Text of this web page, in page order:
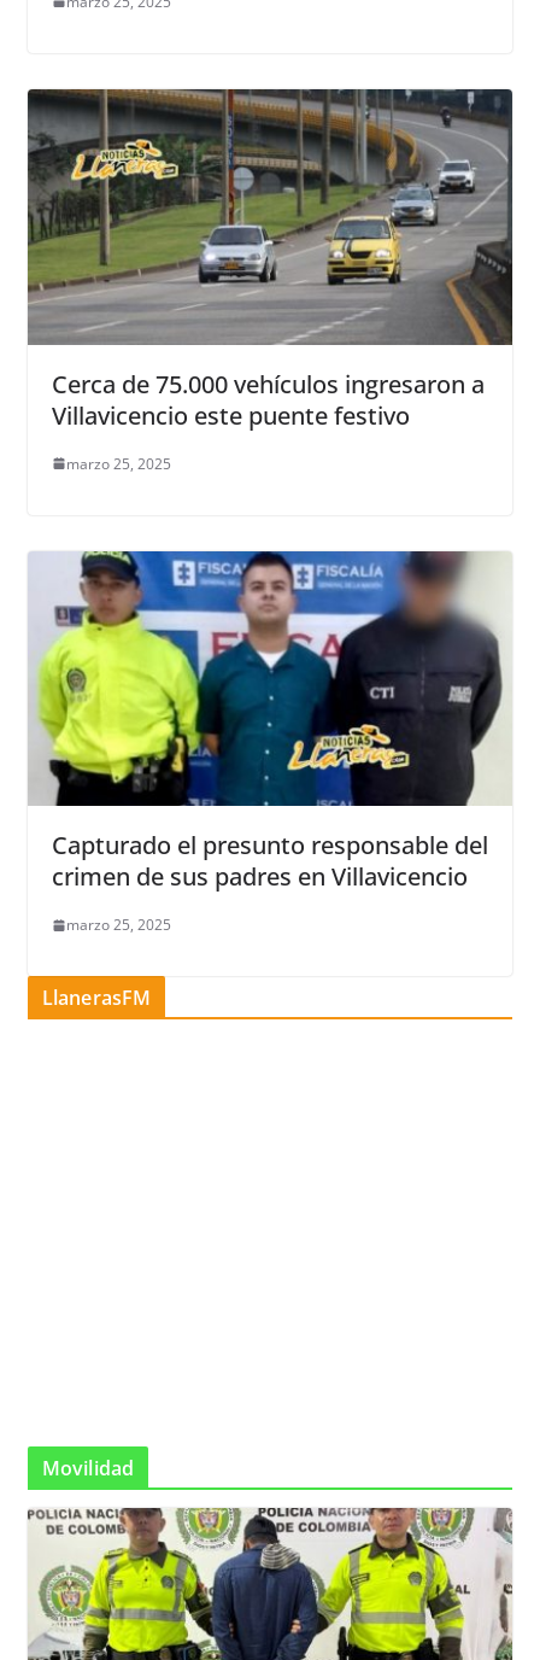
Cerca de 75.000 vehículos ingresaron a
Villavicencio este puente festivo
marzo 25, 2025
Capturado el presunto responsable del
crimen de sus padres en Villavicencio
marzo 25, 2025
LlanerasFM
Movilidad